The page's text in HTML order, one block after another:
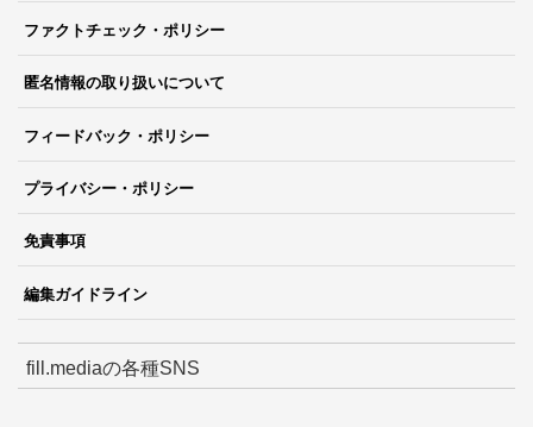
ファクトチェック・ポリシー
匿名情報の取り扱いについて
フィードバック・ポリシー
プライバシー・ポリシー
免責事項
編集ガイドライン
fill.mediaの各種SNS